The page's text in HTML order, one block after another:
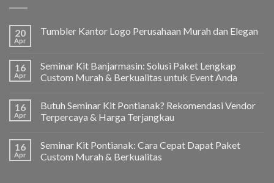
20
Apr
Tumbler Kantor Logo Perusahaan Murah dan Elegan
16
Apr
Seminar Kit Banjarmasin: Solusi Paket Lengkap
Custom Murah & Berkualitas untuk Event Anda
16
Apr
Butuh Seminar Kit Pontianak? Rekomendasi Vendor
Terpercaya & Harga Terjangkau
16
Apr
Seminar Kit Pontianak: Cara Cepat Dapat Paket
Custom Murah & Berkualitas